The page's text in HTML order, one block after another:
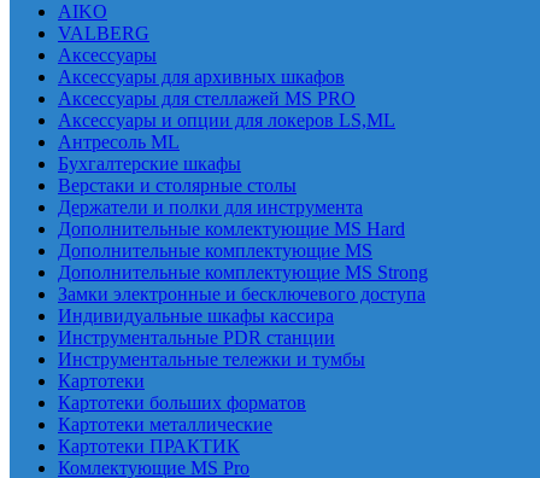
AIKO
VALBERG
Аксессуары
Аксессуары для архивных шкафов
Аксессуары для стеллажей MS PRO
Аксессуары и опции для локеров LS,ML
Антресоль ML
Бухгалтерские шкафы
Верстаки и столярные столы
Держатели и полки для инструмента
Дополнительные комлектующие MS Hard
Дополнительные комплектующие MS
Дополнительные комплектующие MS Strong
Замки электронные и бесключевого доступа
Индивидуальные шкафы кассира
Инструментальные PDR станции
Инструментальные тележки и тумбы
Картотеки
Картотеки больших форматов
Картотеки металлические
Картотеки ПРАКТИК
Комлектующие MS Pro